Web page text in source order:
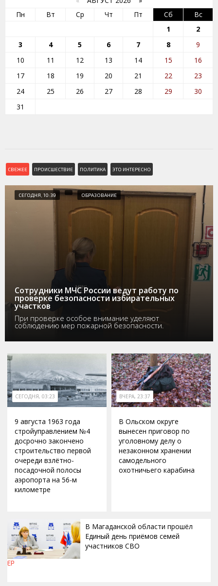
Пн
Вт Ср Чт Пт Сб
Вс
1
2
3
4 5 6 7 8
9
10
11 12 13 14 15
16
17
18 19 20 21 22
23
24
25 26 27 28 29
30
31
СВЕЖЕЕ ПРОИСШЕСТВИЕ ПОЛИТИКА ЭТО ИНТЕРЕСНО
СЕГОДНЯ, 10:39 ОБРАЗОВАНИЕ
Сотрудники МЧС России ведут работу по
проверке безопасности избирательных
участков
При проверке особое внимание уделяют
соблюдению мер пожарной безопасности.
СЕГОДНЯ, 03:23
9 августа 1963 года
стройуправлением №4
досрочно закончено
строительство первой
очереди взлётно-
посадочной полосы
аэропорта на 56-м
километре
ВЧЕРА, 23:37
В Ольском округе
вынесен приговор по
уголовному делу о
незаконном хранении
самодельного
охотничьего карабина
В Магаданской области прошёл
Единый день приёмов семей
участников СВО
ЕР